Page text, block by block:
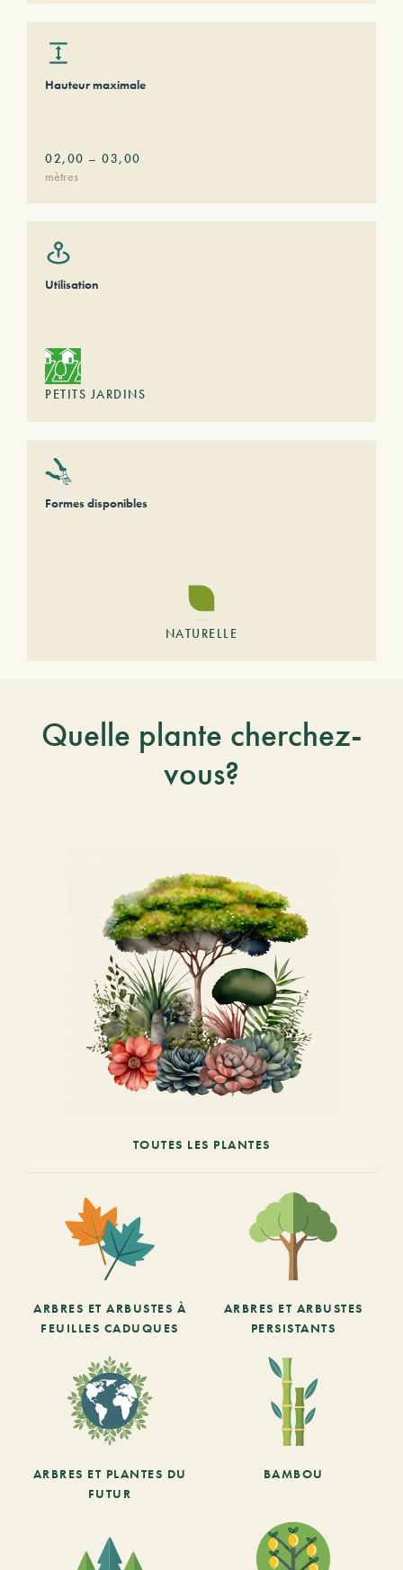
Hauteur maximale
02,00 – 03,00
mètres
Utilisation
PETITS JARDINS
Formes disponibles
NATURELLE
Quelle plante cherchez-
vous?
TOUTES LES PLANTES
ARBRES ET ARBUSTES À
FEUILLES CADUQUES
ARBRES ET ARBUSTES
PERSISTANTS
ARBRES ET PLANTES DU
FUTUR
BAMBOU